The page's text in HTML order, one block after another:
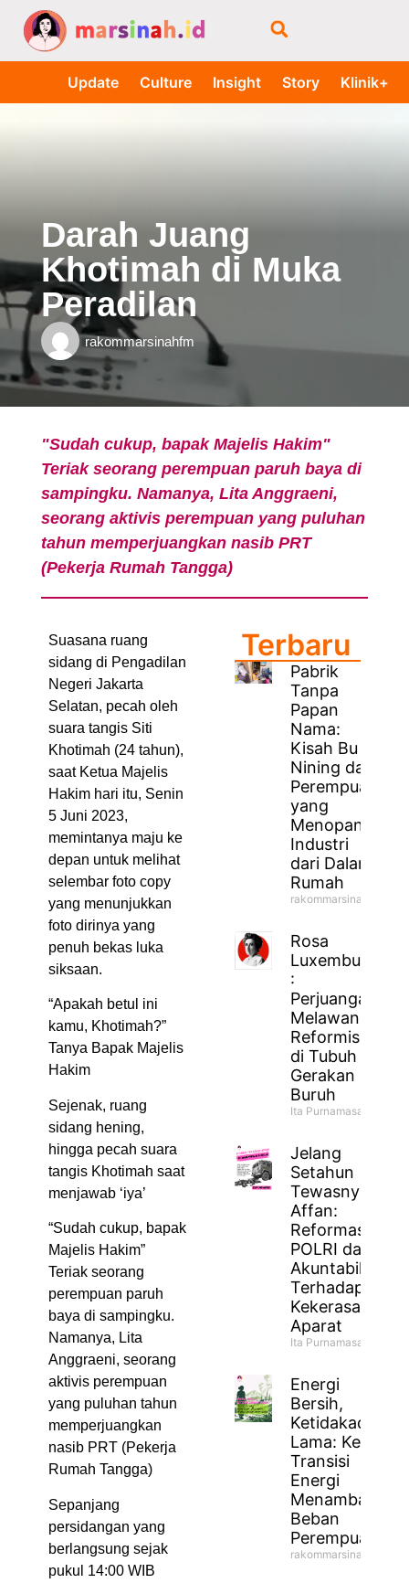
Update Culture Insight Story Klinik+
Darah Juang
Khotimah di Muka
Peradilan
rakommarsinahfm
"Sudah cukup, bapak Majelis Hakim"
Teriak seorang perempuan paruh baya di
sampingku. Namanya, Lita Anggraeni,
seorang aktivis perempuan yang puluhan
tahun memperjuangkan nasib PRT
(Pekerja Rumah Tangga)
Suasana ruang
sidang di Pengadilan
Negeri Jakarta
Selatan, pecah oleh
suara tangis Siti
Khotimah (24 tahun),
saat Ketua Majelis
Hakim hari itu, Senin
5 Juni 2023,
memintanya maju ke
depan untuk melihat
selembar foto copy
yang menunjukkan
foto dirinya yang
penuh bekas luka
siksaan.
“Apakah betul ini
kamu, Khotimah?”
Tanya Bapak Majelis
Hakim
Sejenak, ruang
sidang hening,
hingga pecah suara
tangis Khotimah saat
menjawab ‘iya’
“Sudah cukup, bapak
Majelis Hakim”
Teriak seorang
perempuan paruh
baya di sampingku.
Namanya, Lita
Anggraeni, seorang
aktivis perempuan
yang puluhan tahun
memperjuangkan
nasib PRT (Pekerja
Rumah Tangga)
Sepanjang
persidangan yang
berlangsung sejak
pukul 14:00 WIB
Terbaru
Pabrik
Tanpa
Papan
Nama:
Kisah Bu
Nining dan
Perempuan
yang
Menopang
Industri
dari Dalam
Rumah
rakommarsinahfm
Rosa
Luxemburg
:
Perjuangan
Melawan
Reformisme
di Tubuh
Gerakan
Buruh
Ita Purnamasari
Jelang
Setahun
Tewasnya
Affan:
Reformasi
POLRI dan
Akuntabilitas
Terhadap
Kekerasan
Aparat
Ita Purnamasari
Energi
Bersih,
Ketidakadilan
Lama: Ketika
Transisi
Energi
Menambah
Beban
Perempuan
rakommarsinahfm